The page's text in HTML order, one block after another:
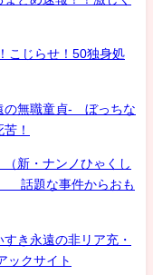
こじらせ！50独身処
無職童貞- ぼっちな
！
新・ナンノひゃくし
話題な事件からおも
き永遠の非リア充・
ックサイト